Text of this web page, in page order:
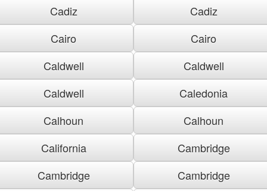
Cadiz
Cadiz
Cairo
Cairo
Caldwell
Caldwell
Caldwell
Caledonia
Calhoun
Calhoun
California
Cambridge
Cambridge
Cambridge